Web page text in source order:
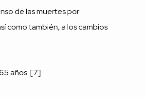
de las muertes por
como también, a los cambios
años. [7]